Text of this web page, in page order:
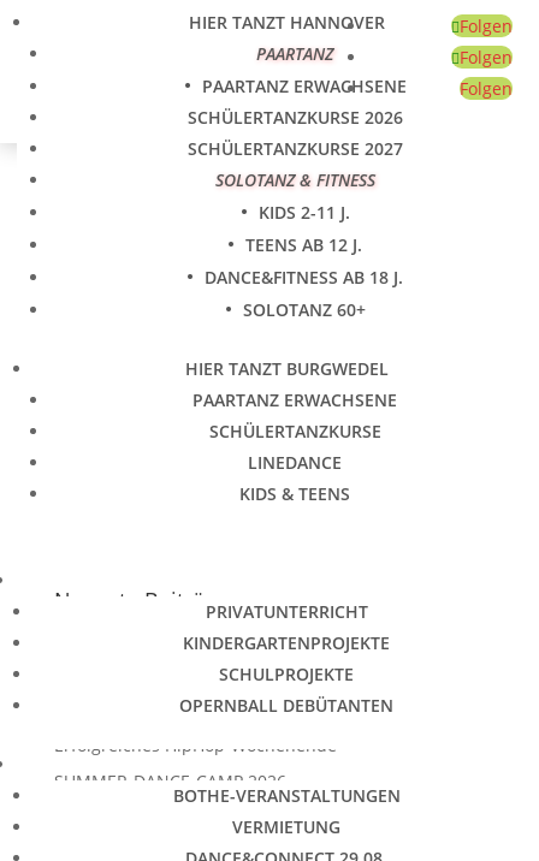
HIER TANZT HANNOVER
PAARTANZ
PAARTANZ ERWACHSENE
SCHÜLERTANZKURSE 2026
SCHÜLERTANZKURSE 2027
SOLOTANZ & FITNESS
KIDS 2-11 J.
TEENS AB 12 J.
DANCE&FITNESS AB 18 J.
SOLOTANZ 60+
HIER TANZT BURGWEDEL
PAARTANZ ERWACHSENE
SCHÜLERTANZKURSE
LINEDANCE
KIDS & TEENS
PRIVATUNTERRICHT
KINDERGARTENPROJEKTE
SCHULPROJEKTE
OPERNBALL DEBÜTANTEN
BOTHE-VERANSTALTUNGEN
VERMIETUNG
Folgen
Folgen
Folgen
Keine Ergebnisse
gefunden
Die angefragte Seite konnte nicht gefunden werden.
Verfeinern Sie Ihre Suche oder verwenden Sie die
Navigation oben, um den Beitrag zu finden.
Neueste Beiträge
Dance&Connect 2026
Kostenlose Glückswoche 2026
Erfolgreiches HipHop-Wochenende
SUMMER-DANCE-CAMP 2026